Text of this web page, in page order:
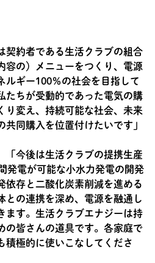
契約者である生活クラブの組合
容の）メニューをつくり、電源
ルギー100％の社会を目指して
たちが受動的であった電気の購
り変え、持続可能な社会、未来
同購入を位置付けたいです」
今後は生活クラブの提携生産
発電が可能な小水力発電の開発
依存と二酸化炭素削減を進める
との連携を深め、電源を融通し
ます。生活クラブエナジーは持
の皆さんの道具です。各家庭で
積極的に使いこなしてくださ